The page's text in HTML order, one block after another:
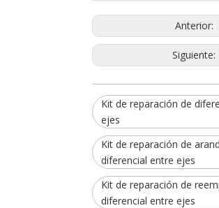
Anterior:
Siguiente:
Kit de reparación de
ejes
Kit de reparación de
diferencial entre ejes
Kit de reparación de
diferencial entre ejes